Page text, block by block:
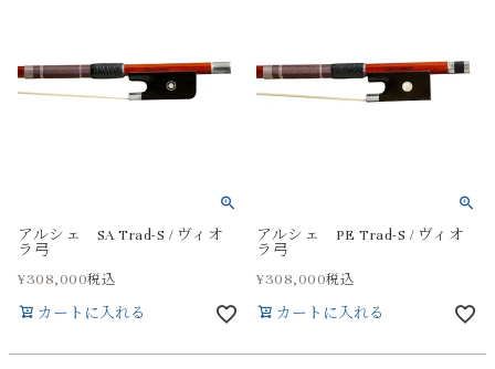
アルシェ SA Trad-S / ヴィオ
ラ弓
¥308,000税込
カートに入れる
アルシェ PE Trad-S / ヴィオ
ラ弓
¥308,000税込
カートに入れる